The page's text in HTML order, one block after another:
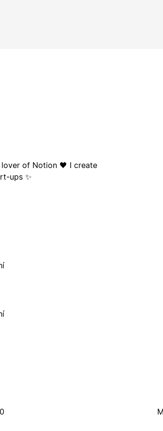
of Notion 🖤 I create
ups ✨
0